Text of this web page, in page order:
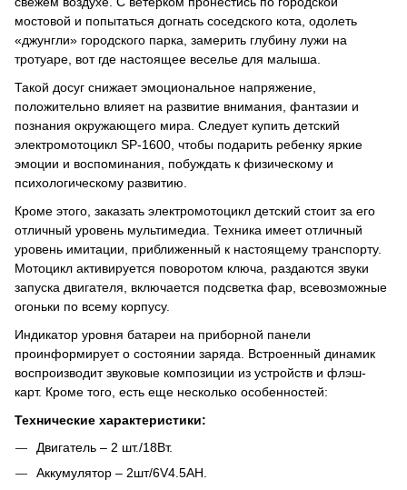
мостовой и попытаться догнать соседского кота, одолеть
«джунгли» городского парка, замерить глубину лужи на
тротуаре, вот где настоящее веселье для малыша.
Такой досуг снижает эмоциональное напряжение,
положительно влияет на развитие внимания, фантазии и
познания окружающего мира. Следует купить детский
электромотоцикл SP-1600, чтобы подарить ребенку яркие
эмоции и воспоминания, побуждать к физическому и
психологическому развитию.
Кроме этого, заказать электромотоцикл детский стоит за его
отличный уровень мультимедиа. Техника имеет отличный
уровень имитации, приближенный к настоящему транспорту.
Мотоцикл активируется поворотом ключа, раздаются звуки
запуска двигателя, включается подсветка фар, всевозможные
огоньки по всему корпусу.
Индикатор уровня батареи на приборной панели
проинформирует о состоянии заряда. Встроенный динамик
воспроизводит звуковые композиции из устройств и флэш-
карт. Кроме того, есть еще несколько особенностей:
Технические характеристики:
Двигатель – 2 шт./18Вт.
Аккумулятор – 2шт/6V4.5AH.